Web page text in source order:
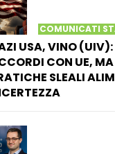
COMUNICATI
USA, VINO (UIV):
CON UE,
SLEALI